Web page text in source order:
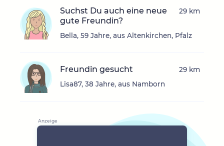
Suchst Du auch eine neue
gute Freundin?
Bella, 59 Jahre, aus Altenkirchen, Pfalz
29 km
Freundin gesucht
Lisa87, 38 Jahre, aus Namborn
29 km